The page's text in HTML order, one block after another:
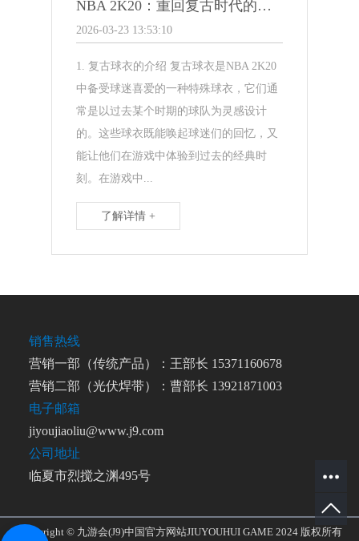
NBA 2K20：重回复古时代的球衣魅力
2026-03-23 13:53:10
1. 复古球衣的介绍 复古球衣是NBA 2K20
中备受球迷喜爱的一种特殊球衣，它们通
常是以过去某个时期的球队为灵感设计
的。这些球衣既能唤起球迷们的回忆，又
能让他们在游戏中体验到过去的经典时
刻。在游戏中...
了解详情 +
销售热线
营销一部（传统产品）：王部长 15371160678
营销二部（光伏焊带）：曹部长 13921871003
电子邮箱
jiyoujiaoliu@www.j9.com
公司地址
临夏市烈搅之渊495号
Copyright © 九游会(J9)中国官方网站JIUYOUHUI GAME 2024 版权所有